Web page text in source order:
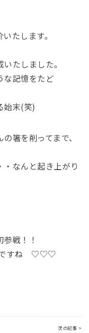
たします。
たしました。
な記憶をたど
始末(笑)
箸を削ってまで、
なんと起き上がり
戦！！
ですね ♡♡♡
次の記事 >